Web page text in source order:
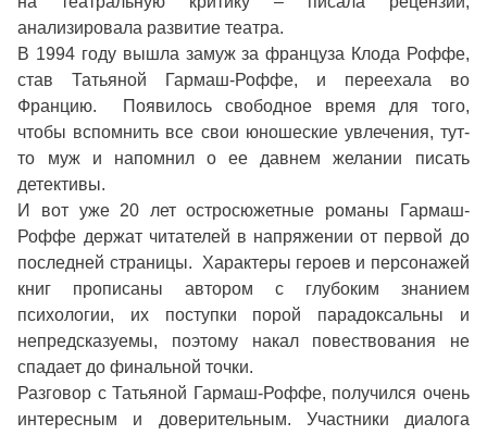
анализировала развитие театра.
В 1994 году вышла замуж за француза Клода Роффе,
став Татьяной Гармаш-Роффе, и переехала во
Францию. Появилось свободное время для того,
чтобы вспомнить все свои юношеские увлечения, тут-
то муж и напомнил о ее давнем желании писать
детективы.
И вот уже 20 лет остросюжетные романы Гармаш-
Роффе держат читателей в напряжении от первой до
последней страницы. Характеры героев и персонажей
книг прописаны автором с глубоким знанием
психологии, их поступки порой парадоксальны и
непредсказуемы, поэтому накал повествования не
спадает до финальной точки.
Разговор с Татьяной Гармаш-Роффе, получился очень
интересным и доверительным. Участники диалога